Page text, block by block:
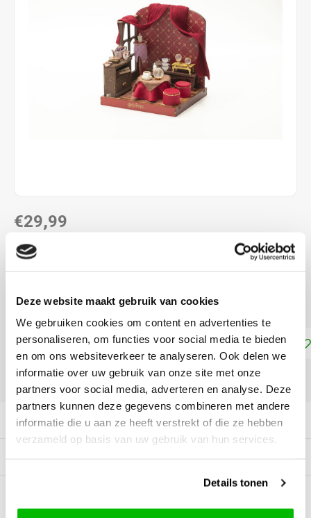
Deze website maakt gebruik van cookies
We gebruiken cookies om content en advertenties te
personaliseren, om functies voor social media te bieden
en om ons websiteverkeer te analyseren. Ook delen we
informatie over uw gebruik van onze site met onze
partners voor social media, adverteren en analyse. Deze
partners kunnen deze gegevens combineren met andere
informatie die u aan ze heeft verstrekt of die ze hebben
verzameld op basis van uw gebruik van hun services.
Details tonen
€29,99
DIRECT LEVERBAAR
houten constructieLees meer
Toevoegen aan winkelwagen
DELEN:
Productomschrijving